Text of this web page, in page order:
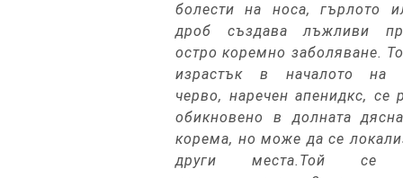
болести на носа, гърлото
дроб създава лъжливи
остро коремно заболяване.
израстък в началото на
черво, наречен апенидкс, се
обикновено в долната
корема, но може да се
други места. Той се